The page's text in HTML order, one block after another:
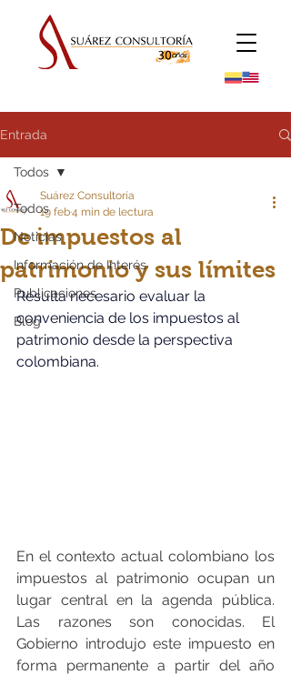
Entrada
Todos
Noticias
Información de Interés
Publicaciones
Blog
Todos
De impuestos al
patrimonio y sus límites
Suárez Consultoría
19 feb4 min de lectura
Resulta necesario evaluar la
conveniencia de los impuestos al
patrimonio desde la perspectiva
colombiana.
En el contexto actual colombiano los
impuestos al patrimonio ocupan un
lugar central en la agenda pública.
Las razones son conocidas. El
Gobierno introdujo este impuesto en
forma permanente a partir del año